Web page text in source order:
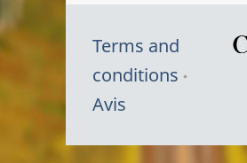
Terms and
conditions
Avis